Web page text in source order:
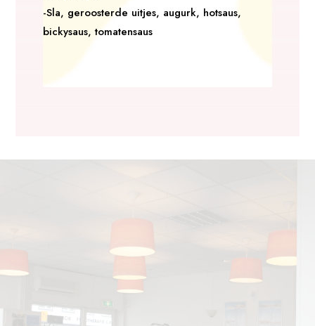
-Sla, geroosterde uitjes, augurk, hotsaus,
bickysaus, tomatensaus